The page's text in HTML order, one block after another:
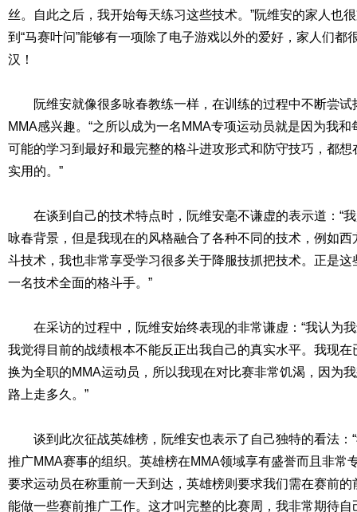
丝。自此之后，我开始每天练习这些技术。”阮维安的家人也
到“马赛叶问”能够有一项除了电子游戏以外的爱好，家人们都
汉！
阮维安就像很多咏春教练一样，在训练的过程中不断尝试
MMA感兴趣。“之所以成为一名MMA专项运动员就是因为我
可能的学习到最好和最完整的格斗进攻形式和防守技巧，都
实用的。”
在谈到自己的技术特点时，阮维安毫不谦虚的表示道：“
咏春背景，但是我现在的风格融合了各种不同的技术，例如
斗技术，我也非常享受学习很多关于降服技抓把技术。正是
一名技术全面的格斗手。”
在采访的过程中，阮维安始终表现的非常谦虚：“我认为
我觉得目前的战绩根本不能反正出我自己的真实水平。我现
换为全职的MMA运动员，所以我现在对比赛非常饥渴，因为
路上走多久。”
谈到此次征战英雄榜，阮维安也表示了自己独特的看法：
推广MMA赛事的组织。英雄榜在MMA领域享有盛誉而且非常
要求运动员在称重前一天到达，英雄榜则要求我们需在赛前
能做一些赛前推广工作。这才叫完整的比赛周，我非常期待自